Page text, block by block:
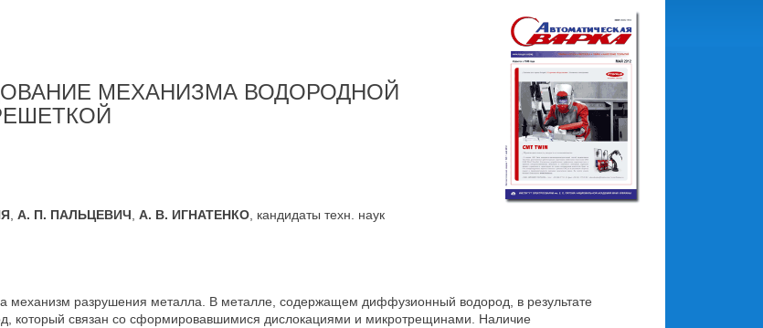
МЕХАНИЗМА ВОДОРОДНОЙ
А. П. ПАЛЬЦЕВИЧ А. В. ИГНАТЕНКО , кандидаты техн. наук
механизм разрушения металла. В металле, содержащем диффузионный водород, в результате
который связан со сформировавшимися дислокациями и микротрещинами. Наличие